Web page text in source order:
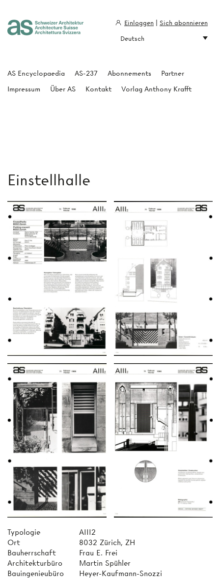
Einstellhalle
Typologie
AIII2
Ort
8032 Zürich, ZH
Bauherrschaft
Frau E. Frei
Architekturbüro
Martin Spühler
Bauingenieubüro
Heyer-Kaufmann-Snozzi
AS Encyclopaedia AS-237 Abonnements
Partner
Impressum
Über AS Kontakt Vorlag Anthony Krafft
Einloggen
Sich abonnieren
Deutsch